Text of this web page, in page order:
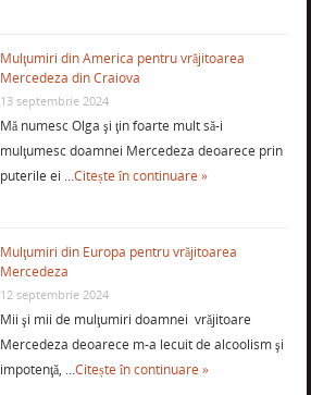
Mulţumiri din America pentru vrăjitoarea
Mercedeza din Craiova
13 septembrie 2024
Mă numesc Olga şi ţin foarte mult să-i
mulţumesc doamnei Mercedeza deoarece prin
puterile ei …Citește în continuare »
Mulţumiri din Europa pentru vrăjitoarea
Mercedeza
12 septembrie 2024
Mii şi mii de mulţumiri doamnei vrăjitoare
Mercedeza deoarece m-a lecuit de alcoolism şi
impotenţă, …Citește în continuare »